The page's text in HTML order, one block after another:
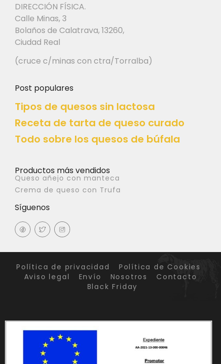
DIRECCIÓN FÍSICA.
Calle Minas, 3
Bolaños de Calatrava, 13260,
Ciudad Real
(cruce c/minas con ctra/Torralba)
Post populares
Tipos de quesos sin lactosa
Receta de tarta de queso curado
Todo sobre los quesos de búfala
Productos más vendidos
Queso añejo con manteca
Crema de queso con Trufa
Síguenos
Política de privacidad
Política de Cookies
Aviso legal
Envío Nosotros
Contacto
Black Friday